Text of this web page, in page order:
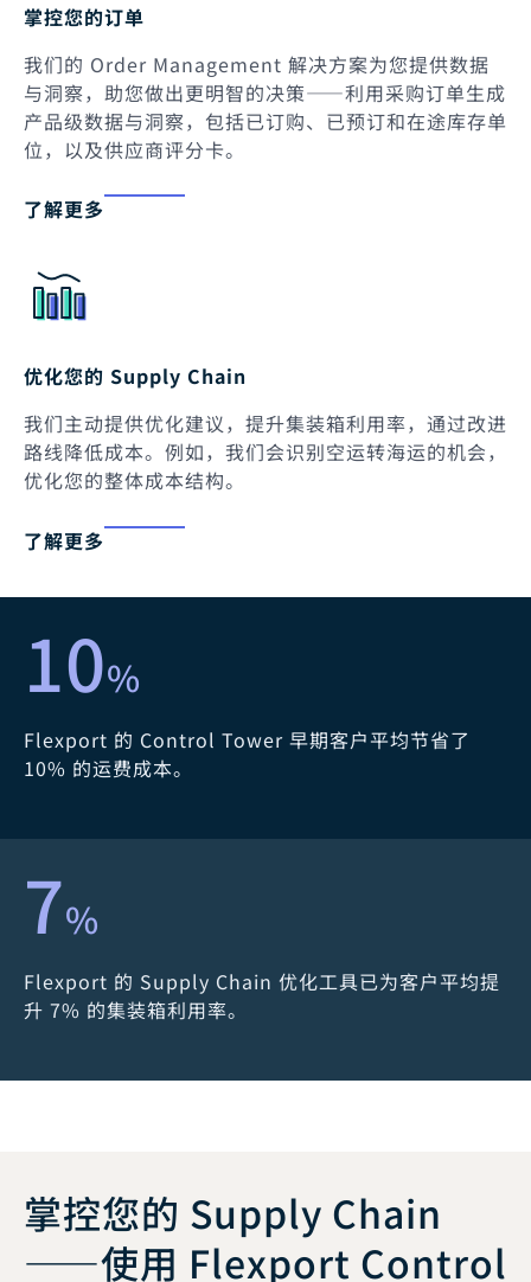
掌控您的订单
我们的 Order Management 解决方案为您提供数据
与洞察，助您做出更明智的决策——利用采购订单生成
产品级数据与洞察，包括已订购、已预订和在途库存单
位，以及供应商评分卡。
了解更多
优化您的 Supply Chain
我们主动提供优化建议，提升集装箱利用率，通过改进
路线降低成本。例如，我们会识别空运转海运的机会，
优化您的整体成本结构。
了解更多
10%
Flexport 的 Control Tower 早期客户平均节省了
10% 的运费成本。
7%
Flexport 的 Supply Chain 优化工具已为客户平均提
升 7% 的集装箱利用率。
掌控您的 Supply Chain
——使用 Flexport Control